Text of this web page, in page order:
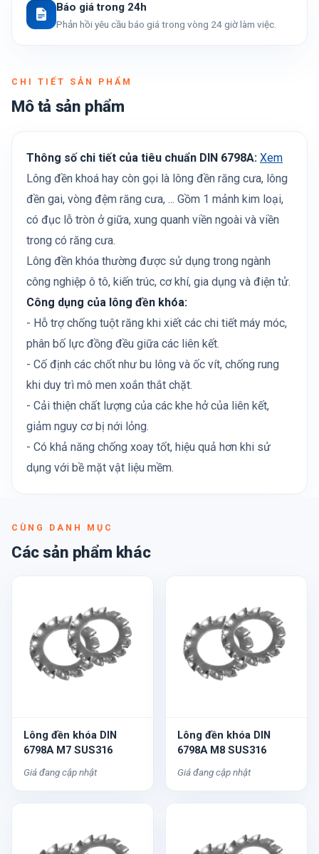
Báo giá trong 24h
Phản hồi yêu cầu báo giá trong vòng 24 giờ làm việc.
CHI TIẾT SẢN PHẨM
Mô tả sản phẩm
Thông số chi tiết của tiêu chuẩn DIN 6798A: Xem
Lông đền khoá hay còn gọi là lông đền răng cưa, lông
đền gai, vòng đệm răng cưa, ... Gồm 1 mảnh kim loại,
có đục lỗ tròn ở giữa, xung quanh viền ngoài và viền
trong có răng cưa.
Lông đền khóa thường được sử dụng trong ngành
công nghiệp ô tô, kiến trúc, cơ khí, gia dụng và điện tử.
Công dụng của lông đền khóa:
- Hỗ trợ chống tuột răng khi xiết các chi tiết máy móc,
phân bố lực đồng đều giữa các liên kết.
- Cố định các chốt như bu lông và ốc vít, chống rung
khi duy trì mô men xoắn thắt chặt.
- Cải thiện chất lượng của các khe hở của liên kết,
giảm nguy cơ bị nới lỏng.
- Có khả năng chống xoay tốt, hiệu quả hơn khi sử
dụng với bề mặt vật liệu mềm.
CÙNG DANH MỤC
Các sản phẩm khác
Lông đền khóa DIN
6798A M7 SUS316
Giá đang cập nhật
Lông đền khóa DIN
6798A M8 SUS316
Giá đang cập nhật